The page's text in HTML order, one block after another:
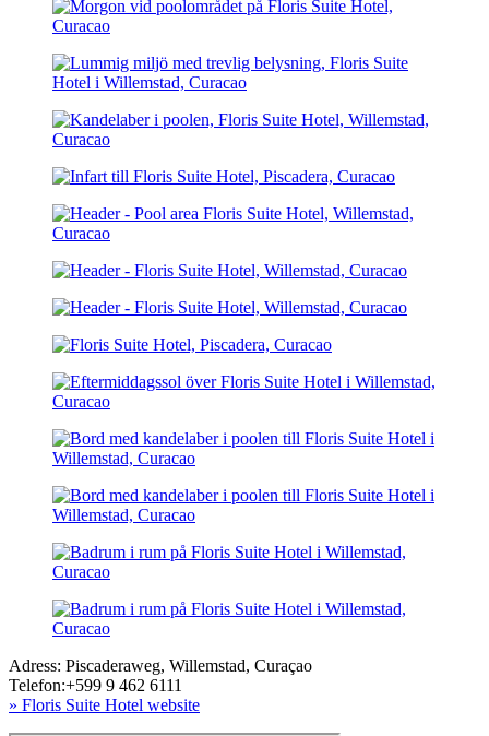
Adress: Piscaderaweg, Willemstad, Curaçao
Telefon:+599 9 462 6111
» Floris Suite Hotel website